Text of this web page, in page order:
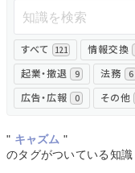
すべて 121 情報交換
起業・撤退 9 法務 6
広告・広報 0 その他
" キャズム "
のタグがついている知識